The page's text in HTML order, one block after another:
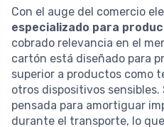
Con el auge del comercio
especializado para
cobrado relevancia en el
cartón está diseñado para
superior a productos como
otros dispositivos
pensada para amortiguar
durante el transporte, lo